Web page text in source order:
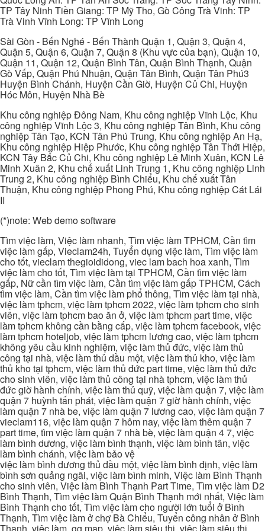
TP Tây Ninh Tiền Giang: TP Mỹ Tho, Gò Công Trà Vinh: TP
Trà Vinh Vĩnh Long: TP Vĩnh Long
Sài Gòn - Bến Nghé - Bến Thành Quận 1, Quận 3, Quận 4,
Quận 5, Quận 6, Quận 7, Quận 8 (Khu vực của bạn), Quận 10,
Quận 11, Quận 12, Quận Bình Tân, Quận Bình Thạnh, Quận
Gò Vấp, Quận Phú Nhuận, Quận Tân Bình, Quận Tân Phú3
Huyện Bình Chánh, Huyện Cần Giờ, Huyện Củ Chi, Huyện
Hóc Môn, Huyện Nhà Bè
Khu công nghiệp Đông Nam, Khu công nghiệp Vĩnh Lộc, Khu
công nghiệp Vĩnh Lộc 3, Khu công nghiệp Tân Bình, Khu công
nghiệp Tân Tạo, KCN Tân Phú Trung, Khu công nghiệp An Hạ,
Khu công nghiệp Hiệp Phước, Khu công nghiệp Tân Thới Hiệp,
KCN Tây Bắc Củ Chi, Khu công nghiệp Lê Minh Xuân, KCN Lê
Minh Xuân 2, Khu chế xuất Linh Trung 1, Khu công nghiệp Linh
Trung 2, Khu công nghiệp Bình Chiểu, Khu chế xuất Tân
Thuận, Khu công nghiệp Phong Phú, Khu công nghiệp Cát Lái
II
(*)note: Web demo software
Tìm việc làm, Việc làm nhanh, Tìm việc làm TPHCM, Cần tìm
việc làm gấp, Vieclam24h, Tuyển dụng việc làm, Tìm việc làm
cho tốt, vieclam thegioididong, viec lam bach hoa xanh, Tìm
việc làm cho tốt, Tìm việc làm tại TPHCM, Cần tìm việc làm
gấp, Nữ cần tìm việc làm, Cần tìm việc làm gấp TPHCM, Cách
tìm việc làm, Cần tìm việc làm phổ thông, Tìm việc làm tại nhà,
việc làm tphcm, việc làm tphcm 2022, việc làm tphcm cho sinh
viên, việc làm tphcm bao ăn ở, việc làm tphcm part time, việc
làm tphcm không cần bằng cấp, việc làm tphcm facebook, việc
làm tphcm hoteljob, việc làm tphcm lương cao, việc làm tphcm
không yêu cầu kinh nghiệm, việc làm thủ đức, việc làm thủ
công tại nhà, việc làm thủ dầu một, việc làm thủ kho, việc làm
thủ kho tại tphcm, việc làm thủ đức part time, việc làm thủ đức
cho sinh viên, việc làm thủ công tại nhà tphcm, việc làm thủ
đức giờ hành chính, việc làm thủ quỹ, việc làm quận 7, việc làm
quận 7 huỳnh tấn phát, việc làm quận 7 giờ hành chính, việc
làm quận 7 nhà be, việc làm quận 7 lương cao, việc làm quận 7
vieclam116, việc làm quận 7 hôm nay, việc làm thêm quận 7
part time, tìm việc làm quận 7 nhà bè, việc làm quận 4 7, việc
làm bình dương, việc làm bình thạnh, việc làm bình tân, việc
làm bình chánh, việc làm bảo vệ
việc làm bình dương thủ dầu một, việc làm bình định, việc làm
bình sơn quảng ngãi, việc làm bình minh, Việc làm Bình Thạnh
cho sinh viên, Việc làm Bình Thạnh Part Time, Tìm việc làm D2
Bình Thạnh, Tìm việc làm Quận Bình Thạnh mới nhất, Việc làm
Bình Thạnh cho tốt, Tìm việc làm cho người lớn tuổi ở Bình
Thạnh, Tìm việc làm ở chợ Bà Chiểu, Tuyển công nhân ở Bình
Thạnh, việc làm, gg map, việc làm siêu thị, việc làm siêu thị